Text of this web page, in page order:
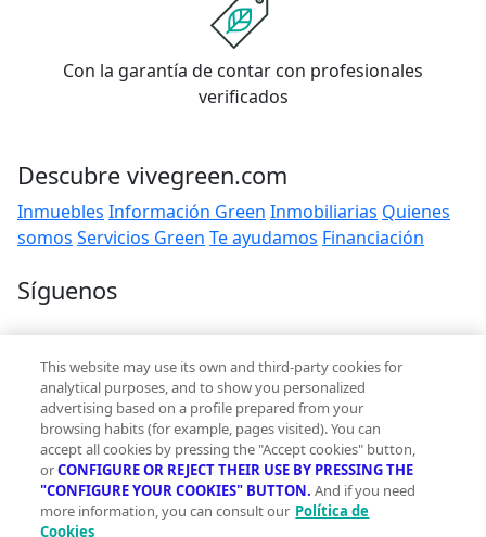
Con la garantía de contar con profesionales
verificados
Descubre vivegreen.com
Inmuebles Información Green Inmobiliarias Quienes
somos Servicios Green Te ayudamos Financiación
Síguenos
Contacto
hola@vivegreen.com
Aviso Legal
This website may use its own and third-party cookies for
analytical purposes, and to show you personalized
advertising based on a profile prepared from your
browsing habits (for example, pages visited). You can
accept all cookies by pressing the "Accept cookies" button,
orCONFIGURE OR REJECT THEIR USE BY PRESSING THE
"CONFIGURE YOUR COOKIES" BUTTON. And if you need
more information, you can consult our Política de
Cookies